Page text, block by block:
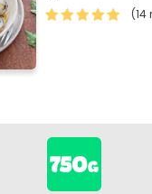
(14